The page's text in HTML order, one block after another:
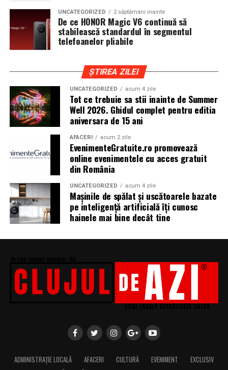
parfumul din sticlă, Oriflame a lansat și o serie de
episoade disponibile pe YouTube, unde poate fi urmărit
întregul proces de creație, de la inspirație și alegerea
Ce parfum alegi vara?Nu există un răspuns universal.
Dacă îți plac parfumurile proaspete, citrice și energice,
ingredientele precum lime-ul sunt alegerea ideală. Dacă
preferi aromele calde, exotice și cu personalitate, notele
de smochină, cocos și lemn de santal sunt perfecte
pentru serile de vară.
Indiferent de preferințe, sezonul cald este momentul
ideal să experimentezi și să descoperi parfumuri
inspirate din universul parfumeriei de nișă. Iarcolecția
Top Scents de la Oriflame demonstrează că
ingredientele premium, creativitatea și accesibilitatea
UNCATEGORIZED 2 săptămâni inainte
De ce HONOR Magic V6 continuă să
stabilească standardul în segmentul
telefoanelor pliabile
ȘTIREA ZILEI
UNCATEGORIZED acum 4 zile
Tot ce trebuie sa stii inainte de Summer
Well 2026. Ghidul complet pentru editia
aniversara de 15 ani
AFACERI acum 2 zile
EvenimenteGratuite.ro promovează
online evenimentele cu acces gratuit
din România
UNCATEGORIZED acum 4 zile
Mașinile de spălat și uscătoarele bazate
pe inteligență artificială îți cunosc
hainele mai bine decât tine
ADMINISTRAȚIE LOCALĂ AFACERI CULTURĂ EVENIMENT
EXCLUSIV